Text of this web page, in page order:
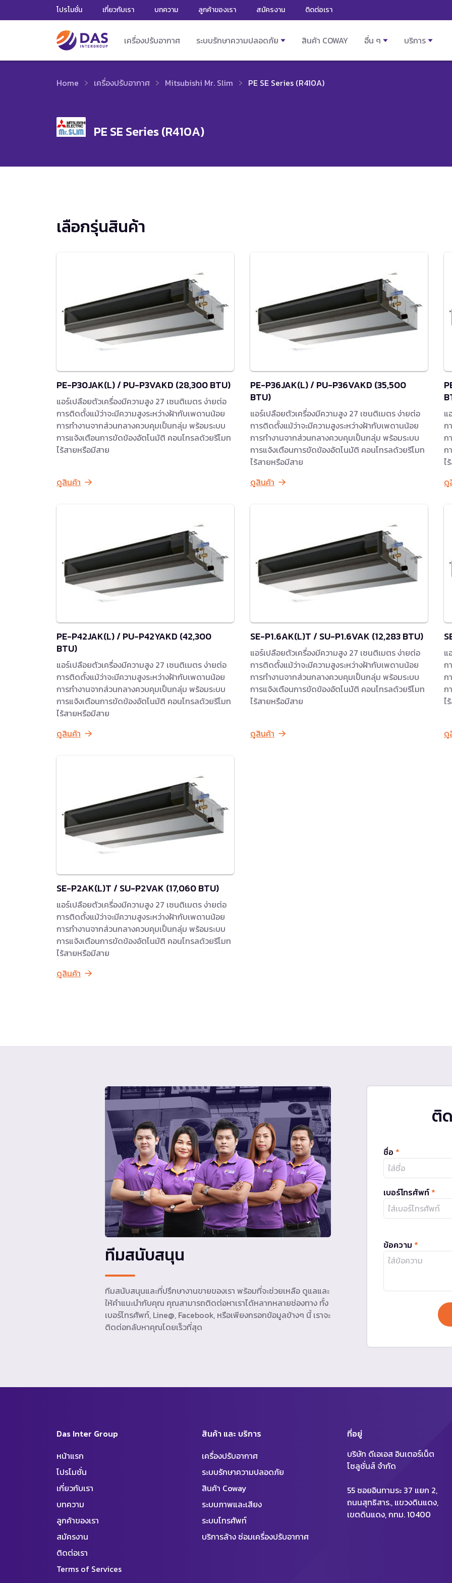
โปรโมชั่น เกี่ยวกับเรา บทความ ลูกค้าของเรา สมัครงาน ติดต่อเรา
เครื่องปรับอากาศ ระบบรักษาความปลอดภัย สินค้า COWAY อื่น ๆ บริการ
Home เครื่องปรับอากาศ Mitsubishi Mr. Slim PE SE Series (R410A)
PE SE Series (R410A)
เลือกรุ่นสินค้า
PE-P30JAK(L) / PU-P3VAKD (28,300 BTU)
แอร์เปลือยตัวเครื่องมีความสูง 27 เซนติเมตร ง่ายต่อ
การติดตั้งแม้ว่าจะมีความสูงระหว่างฝ้ากับเพดานน้อย
การทำงานจากส่วนกลางควบคุมเป็นกลุ่ม พร้อมระบบ
การแจ้งเตือนการขัดข้องอัตโนมัติ คอนโทรลด้วยรีโมท
ไร้สายหรือมีสาย
ดูสินค้า
PE-P36JAK(L) / PU-P36VAKD (35,500
BTU)
แอร์เปลือยตัวเครื่องมีความสูง 27 เซนติเมตร ง่ายต่อ
การติดตั้งแม้ว่าจะมีความสูงระหว่างฝ้ากับเพดานน้อย
การทำงานจากส่วนกลางควบคุมเป็นกลุ่ม พร้อมระบบ
การแจ้งเตือนการขัดข้องอัตโนมัติ คอนโทรลด้วยรีโมท
ไร้สายหรือมีสาย
ดูสินค้า
แ
ก
ก
ก
ไ
ดู
PE-P42JAK(L) / PU-P42YAKD (42,300
BTU)
แอร์เปลือยตัวเครื่องมีความสูง 27 เซนติเมตร ง่ายต่อ
การติดตั้งแม้ว่าจะมีความสูงระหว่างฝ้ากับเพดานน้อย
การทำงานจากส่วนกลางควบคุมเป็นกลุ่ม พร้อมระบบ
การแจ้งเตือนการขัดข้องอัตโนมัติ คอนโทรลด้วยรีโมท
ไร้สายหรือมีสาย
ดูสินค้า
SE-P1.6AK(L)T / SU-P1.6VAK (12,283 BTU)
แอร์เปลือยตัวเครื่องมีความสูง 27 เซนติเมตร ง่ายต่อ
การติดตั้งแม้ว่าจะมีความสูงระหว่างฝ้ากับเพดานน้อย
การทำงานจากส่วนกลางควบคุมเป็นกลุ่ม พร้อมระบบ
การแจ้งเตือนการขัดข้องอัตโนมัติ คอนโทรลด้วยรีโมท
ไร้สายหรือมีสาย
ดูสินค้า
แ
ก
ก
ก
ไ
ดู
SE-P2AK(L)T / SU-P2VAK (17,060 BTU)
แอร์เปลือยตัวเครื่องมีความสูง 27 เซนติเมตร ง่ายต่อ
การติดตั้งแม้ว่าจะมีความสูงระหว่างฝ้ากับเพดานน้อย
การทำงานจากส่วนกลางควบคุมเป็นกลุ่ม พร้อมระบบ
การแจ้งเตือนการขัดข้องอัตโนมัติ คอนโทรลด้วยรีโมท
ไร้สายหรือมีสาย
ดูสินค้า
ติ
ชื่อ *
เบอร์โทรศัพท์ *
ข้อความ *
ทีมสนับสนุน
ทีมสนับสนุนและที่ปรึกษางานขายของเรา พร้อมที่จะช่วยเหลือ ดูแลและ
ให้คำแนะนำกับคุณ คุณสามารถติดต่อหาเราได้หลากหลายช่องทาง ทั้ง
เบอร์โทรศัพท์, Line@, Facebook, หรือเพียงกรอกข้อมูลข้างๆ นี้ เราจะ
ติดต่อกลับหาคุณโดยเร็วที่สุด
Das Inter Group
หน้าแรก
โปรโมชั่น
เกี่ยวกับเรา
บทความ
ลูกค้าของเรา
สมัครงาน
ติดต่อเรา
Terms of Services
สินค้า และ บริการ
เครื่องปรับอากาศ
ระบบรักษาความปลอดภัย
สินค้า Coway
ระบบภาพและเสียง
ระบบโทรศัพท์
บริการล้าง ซ่อมเครื่องปรับอากาศ
ที่อยู่
บริษัท ดีเอเอส อินเตอร์เน็ต
โซลูชั่นส์ จำกัด
55 ซอยอินทามระ 37 แยก 2,
ถนนสุทธิสาร., แขวงดินแดง,
เขตดินแดง, กทม. 10400